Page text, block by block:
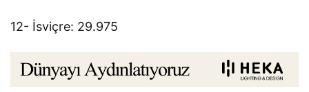
12- İsviçre: 29.975